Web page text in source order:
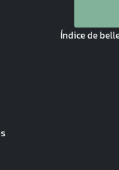
Índice de